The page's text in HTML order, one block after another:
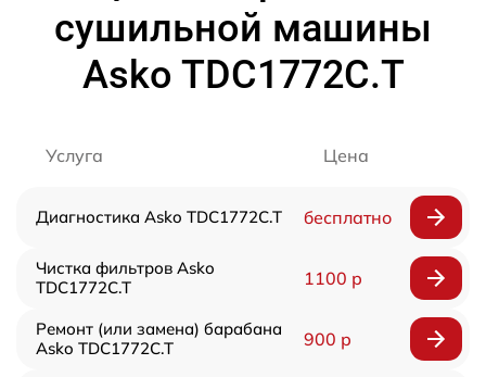
сушильной машины
Asko TDC1772C.T
Услуга Цена
Диагностика Asko TDC1772C.T бесплатно
Чистка фильтров Asko
TDC1772C.T
1100 р
Ремонт (или замена) барабана
Asko TDC1772C.T
900 р